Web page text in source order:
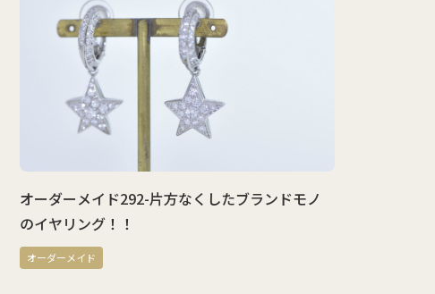
オーダーメイド292-片方なくしたブランドモノ
のイヤリング！！
オーダーメイド